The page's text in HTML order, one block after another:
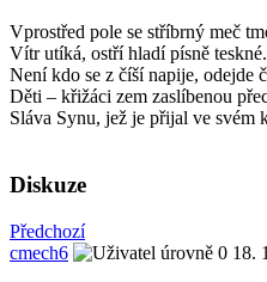
Vprostřed pole se stříbrný meč
Vítr utíká, ostří hladí písně teskné.
Není kdo se z číší napije, odejde
Děti – křižáci zem zaslíbenou
Sláva Synu, jež je přijal ve svém
Diskuze
Předchozí
cmech6
18.